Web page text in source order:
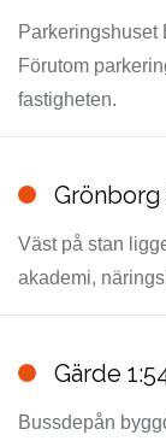
Parkeringshuset
Förutom
fastigheten.
Grönborg
Väst på stan
akademi,
Gärde
Bussdepån